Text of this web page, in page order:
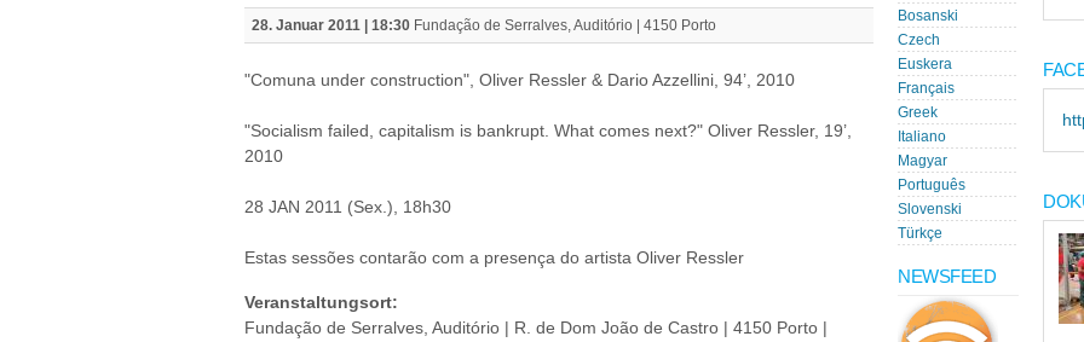
28. Januar 2011 | 18:30 Fundação de Serralves, Auditório | 4150 Porto
"Comuna under construction", Oliver Ressler & Dario Azzellini, 94’, 2010
"Socialism failed, capitalism is bankrupt. What comes next?" Oliver Ressler, 19’,
2010
28 JAN 2011 (Sex.), 18h30
Estas sessões contarão com a presença do artista Oliver Ressler
Veranstaltungsort:
Fundação de Serralves, Auditório | R. de Dom João de Castro | 4150 Porto |
Bosanski
Czech
Euskera
Français
Greek
Italiano
Magyar
Português
Slovenski
Türkçe
NEWSFEED